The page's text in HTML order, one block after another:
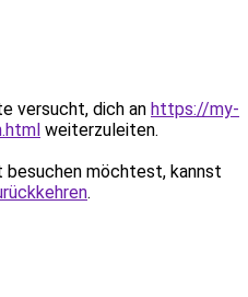
versucht, dich an https://my-
weiterzuleiten.
besuchen möchtest, kannst
.